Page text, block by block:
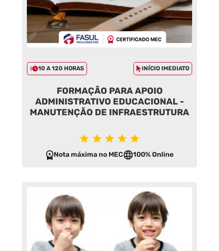
10 A 120 HORAS INÍCIO IMEDIATO
FORMAÇÃO PARA APOIO
ADMINISTRATIVO EDUCACIONAL -
MANUTENÇÃO DE INFRAESTRUTURA
Nota máxima no MEC 100% Online